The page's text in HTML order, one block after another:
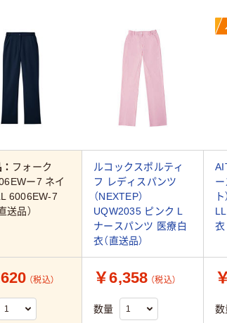
フォーク
ー7 ネイ
6006EW-7
送品）
ルコックスポルティ
フ レディスパンツ
（NEXTEP）
UQW2035 ピンク L
ナースパンツ 医療白
衣（直送品）
ー
衣
（税込） ￥6,358 （税込）
数量 数